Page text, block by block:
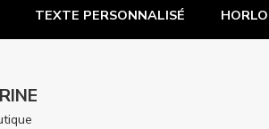
TEXTE PERSONNALISÉ